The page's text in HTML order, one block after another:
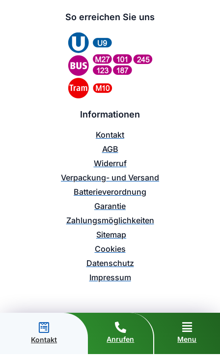
So erreichen Sie uns
Informationen
Kontakt
AGB
Widerruf
Verpackung- und Versand
Batterieverordnung
Garantie
Zahlungsmöglichkeiten
Sitemap
Cookies
Datenschutz
Impressum
Kontakt Anrufen Menu